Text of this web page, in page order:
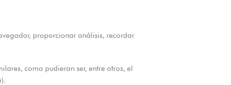
proporcionar análisis, recordar
como pudieran ser, entre otros, el